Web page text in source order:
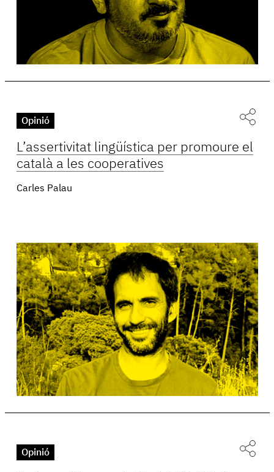
Opinió
L’assertivitat lingüística per promoure el
català a les cooperatives
Carles Palau
Opinió